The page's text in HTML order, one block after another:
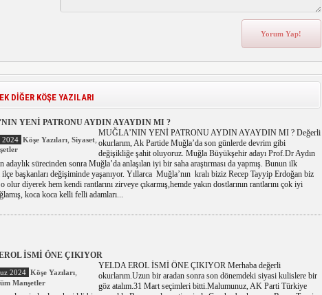
DİĞER KÖŞE YAZILARI
YENİ PATRONU AYDIN AYAYDIN MI ?
2024 Köşe Yazıları, Siyaset,
MUĞLA’NIN YENİ PATRONU AYDIN AYAYDIN MI ? Değerli
okurlarım, Ak Partide Muğla’da son günlerde devrim gibi
değişikliğe şahit oluyoruz. Muğla Büyükşehir adayı Prof.Dr Aydın
adaylık sürecinden sonra Muğla’da anlaşılan iyi bir saha araştırması da yapmış. Bunun ilk
ilçe başkanları değişiminde yaşanıyor. Yıllarca Muğla’nın kralı biziz Recep Tayyip Erdoğan biz
olur diyerek hem kendi rantlarını zirveye çıkarmış,hemde yakın dostlarının rantlarını çok iyi
koca koca kelli felli adamları...
İSMİ ÖNE ÇIKIYOR
2024 Köşe Yazıları,
Manşetler
YELDA EROL İSMİ ÖNE ÇIKIYOR Merhaba değerli
okurlarım.Uzun bir aradan sonra son dönemdeki siyasi kulislere bir
göz atalım.31 Mart seçimleri bitti.Malumunuz, AK Parti Türkiye